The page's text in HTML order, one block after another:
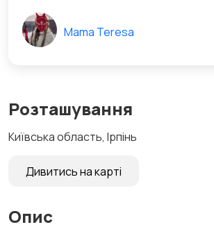
Розташування
Київська область, Ірпінь
Дивитись на карті
Опис
Mama Teresa